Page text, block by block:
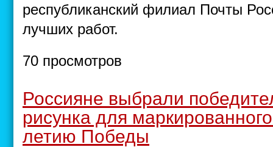
республиканский филиал Почты
лучших работ.
70 просмотров
Россияне выбрали
рисунка для
летию Победы